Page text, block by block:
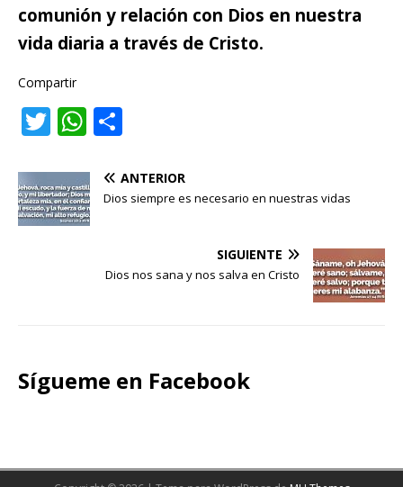
comunión y relación con Dios en nuestra
vida diaria a través de Cristo.
Compartir
T
it
te
r
W
at
s
A
m
p
ti
ANTERIOR
Dios siempre es necesario en nuestras vidas
SIGUIENTE
Dios nos sana y nos salva en Cristo
Sígueme en Facebook